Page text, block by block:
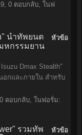
, 0 ตอบกลับ, ในฟ
หัวข้อ
นำทัพยนต
หกรรมยาน
Dmax Stealth"
กและภายใน สำหรับ
ตอบกลับ, ในฟอรั่ม:
หัวข้อ
รวมทัพ